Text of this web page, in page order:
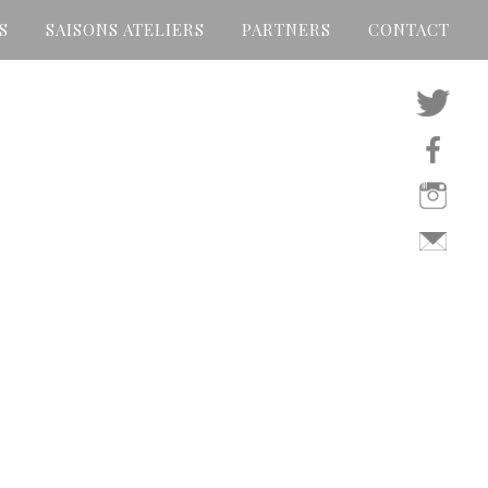
SAISONS ATELIERS PARTNERS CONTACT